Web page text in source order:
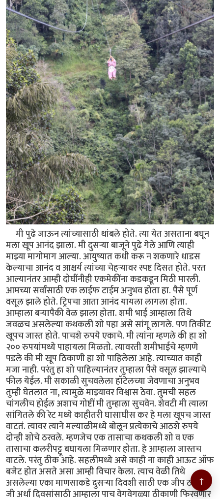
मी पुढे जाऊन त्यांच्यासाठी थांबले होते. त्या येत असताना बघून
मला खूप आनंद झाला. मी दुसऱ्या बाजूने पुढे गेले आणि त्याही
माझ्या मागोमाग आल्या. आयुष्यात कधी करू न शकणारे धाडस
केल्याचा आनंद व आश्चर्य त्यांच्या चेहऱ्यावर स्पष्ट दिसत होते. परत
आल्यानंतर आम्ही दोघींनीही एकमेकींना कडकडून मिठी मारली.
आमच्या सर्वांसाठी एक लाईफ टाईम अनुभव होता हा. पैसे पूर्ण
वसूल झाले होते. ट्रिपचा आता आनंद यायला लागला होता.
आम्हाला बऱ्यापैकी वेळ झाला होता. शमी भाई आम्हाला तिथे
जवळच असलेल्या कथकली शो पहा असे सांगू लागले. पण तिकीट
खूपच जास्त होते. पाचशे रुपये एकाचे. मी त्यांना म्हणले की हा शो
२०० रुपयांमध्ये पाहायला मिळतो. त्यावरती शमीभाईचे म्हणणे
पडले की मी खूप ठिकाणी हा शो पाहिलेला आहे. त्याच्यात काही
मजा नाही. परंतु हा शो पाहिल्यानंतर तुम्हाला पैसे वसूल झाल्याचे
फील येईल. मी सकाळी सुचवलेला हॉटेलच्या जेवणाचा अनुभव
तुम्ही घेतलात ना, त्यामुळे माझ्यावर विश्वास ठेवा. तुमची सहल
चांगलीच होईल अशाच गोष्टीं मी तुम्हाला सुचवेन. शेवटी मी त्याला
सांगितले की रेट मध्ये काहीतरी घासाघीस कर हे मला खूपच जास्त
वाटतं. त्यावर त्याने मल्याळीमध्ये बोलून प्रत्येकाचे आठशे रुपये
दोन्ही शोचे ठरवले. म्हणजेच एक तासाचा कथकली शो व एक
तासाचा कलरीपट्टू बघायला मिळणार होता. हे आम्हाला जास्तच
वाटले. परंतु ठीक आहे. सहलीमध्ये असे काही ना काही आऊट ऑफ
बजेट होत असते असा आम्ही विचार केला. त्याच वेळी तिथे
असलेल्या एका माणसाकडे दुसऱ्या दिवशी साठी एक जीप ठरवली
जी अर्धा दिवसांसाठी आम्हाला पाच वेगवेगळ्या ठीकाणी फिरवणार
↑